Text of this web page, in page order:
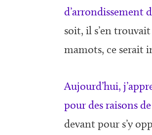
d’arrondissement
soit, il s’en
mamots, ce serait
Aujourd’hui,
pour des raisons
devant pour s’y